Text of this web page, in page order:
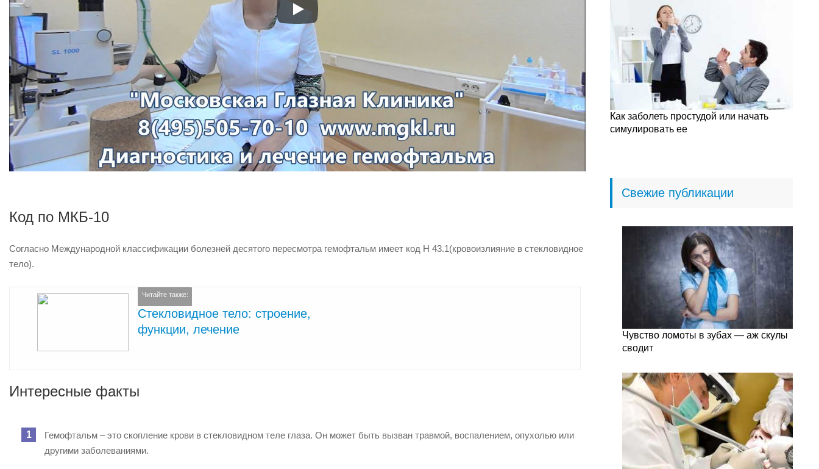
Код по МКБ-10
Согласно Международной классификации болезней десятого пересмотра гемофтальм имеет код Н 43.1(кровоизлияние в стекловидное
тело).
Читайте также:
Стекловидное тело: строение,
функции, лечение
Интересные факты
Гемофтальм – это скопление крови в стекловидном теле глаза. Он может быть вызван травмой, воспалением, опухолью или
другими заболеваниями.
Как заболеть простудой или начать
симулировать ее
Свежие публикации
Чувство ломоты в зубах — аж скулы
сводит